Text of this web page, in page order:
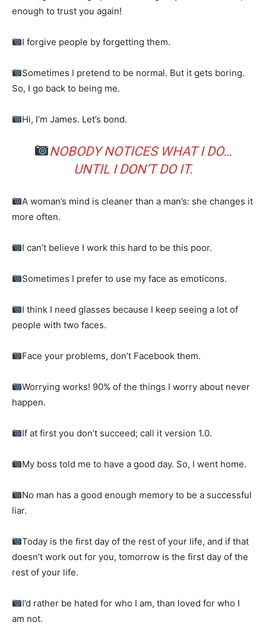
enough to trust you again!
I forgive people by forgetting them.
Sometimes I pretend to be normal. But it gets boring.
So, I go back to being me.
Hi, I’m James. Let’s bond.
NOBODY NOTICES WHAT I DO…
UNTIL I DON’T DO IT.
A woman’s mind is cleaner than a man’s: she changes it
more often.
I can’t believe I work this hard to be this poor.
Sometimes I prefer to use my face as emoticons.
I think I need glasses because I keep seeing a lot of
people with two faces.
Face your problems, don’t Facebook them.
Worrying works! 90% of the things I worry about never
happen.
If at first you don’t succeed; call it version 1.0.
My boss told me to have a good day. So, I went home.
No man has a good enough memory to be a successful
liar.
Today is the first day of the rest of your life, and if that
doesn’t work out for you, tomorrow is the first day of the
rest of your life.
I’d rather be hated for who I am, than loved for who I
am not.